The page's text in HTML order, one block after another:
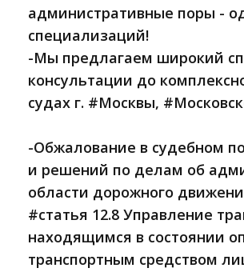
административные поры -
специализаций!
-Мы предлагаем широкий
консультации до
судах г. #Москвы,
-Обжалование в судебном
и решений по делам об
области дорожного
#cтатья 12.8 Управление
находящимся в состоянии
транспортным средством